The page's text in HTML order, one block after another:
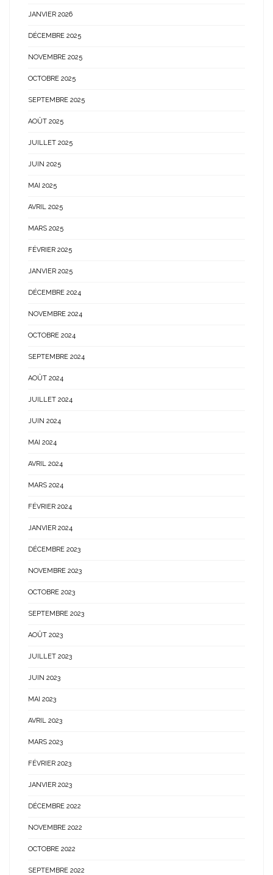
JANVIER 2026
DÉCEMBRE 2025
NOVEMBRE 2025
OCTOBRE 2025
SEPTEMBRE 2025
AOÛT 2025
JUILLET 2025
JUIN 2025
MAI 2025
AVRIL 2025
MARS 2025
FÉVRIER 2025
JANVIER 2025
DÉCEMBRE 2024
NOVEMBRE 2024
OCTOBRE 2024
SEPTEMBRE 2024
AOÛT 2024
JUILLET 2024
JUIN 2024
MAI 2024
AVRIL 2024
MARS 2024
FÉVRIER 2024
JANVIER 2024
DÉCEMBRE 2023
NOVEMBRE 2023
OCTOBRE 2023
SEPTEMBRE 2023
AOÛT 2023
JUILLET 2023
JUIN 2023
MAI 2023
AVRIL 2023
MARS 2023
FÉVRIER 2023
JANVIER 2023
DÉCEMBRE 2022
NOVEMBRE 2022
OCTOBRE 2022
SEPTEMBRE 2022